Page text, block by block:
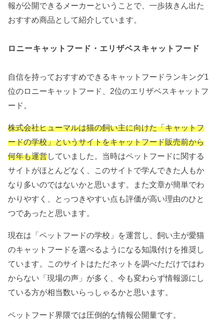
報が公開できるメーカーということで、一歩抜きん出た
おすすめ商品として紹介しています。
ロニーキャットフード・エリザベスキャットフード
自信を持っておすすめできるキャットフードランキング1
位のロニーキャットフード、2位のエリザベスキャットフ
ード。
株式会社ヒューマルは猫の飼い主に向けた「キャットフ
ードの学校」というサイトをキャットフード販売前から
何年も運営していました。当時はペットフードに関する
サイトがほとんどなく、このサイトで学んできた人もか
なり多いのではないかと思います。また文章が簡単でわ
かりやすく、とっつきやすい点も評価が高い理由のひと
つであったと思います。
現在は「ペットフードの学校」を運営し、飼い主が愛猫
のキャットフードを選べるようになる知識付けを推奨し
ています。このサイトはただネットを調べただけではわ
からない「現場の声」が多く、今も変わらず情報源にし
ている方が相当数いらっしゃるかと思います。
ペットフード界隈では圧倒的な情報公開量です。